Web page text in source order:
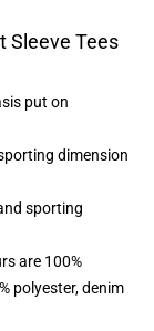
Sleeve Tees
put on
dimension
sporting
are 100%
polyester, denim